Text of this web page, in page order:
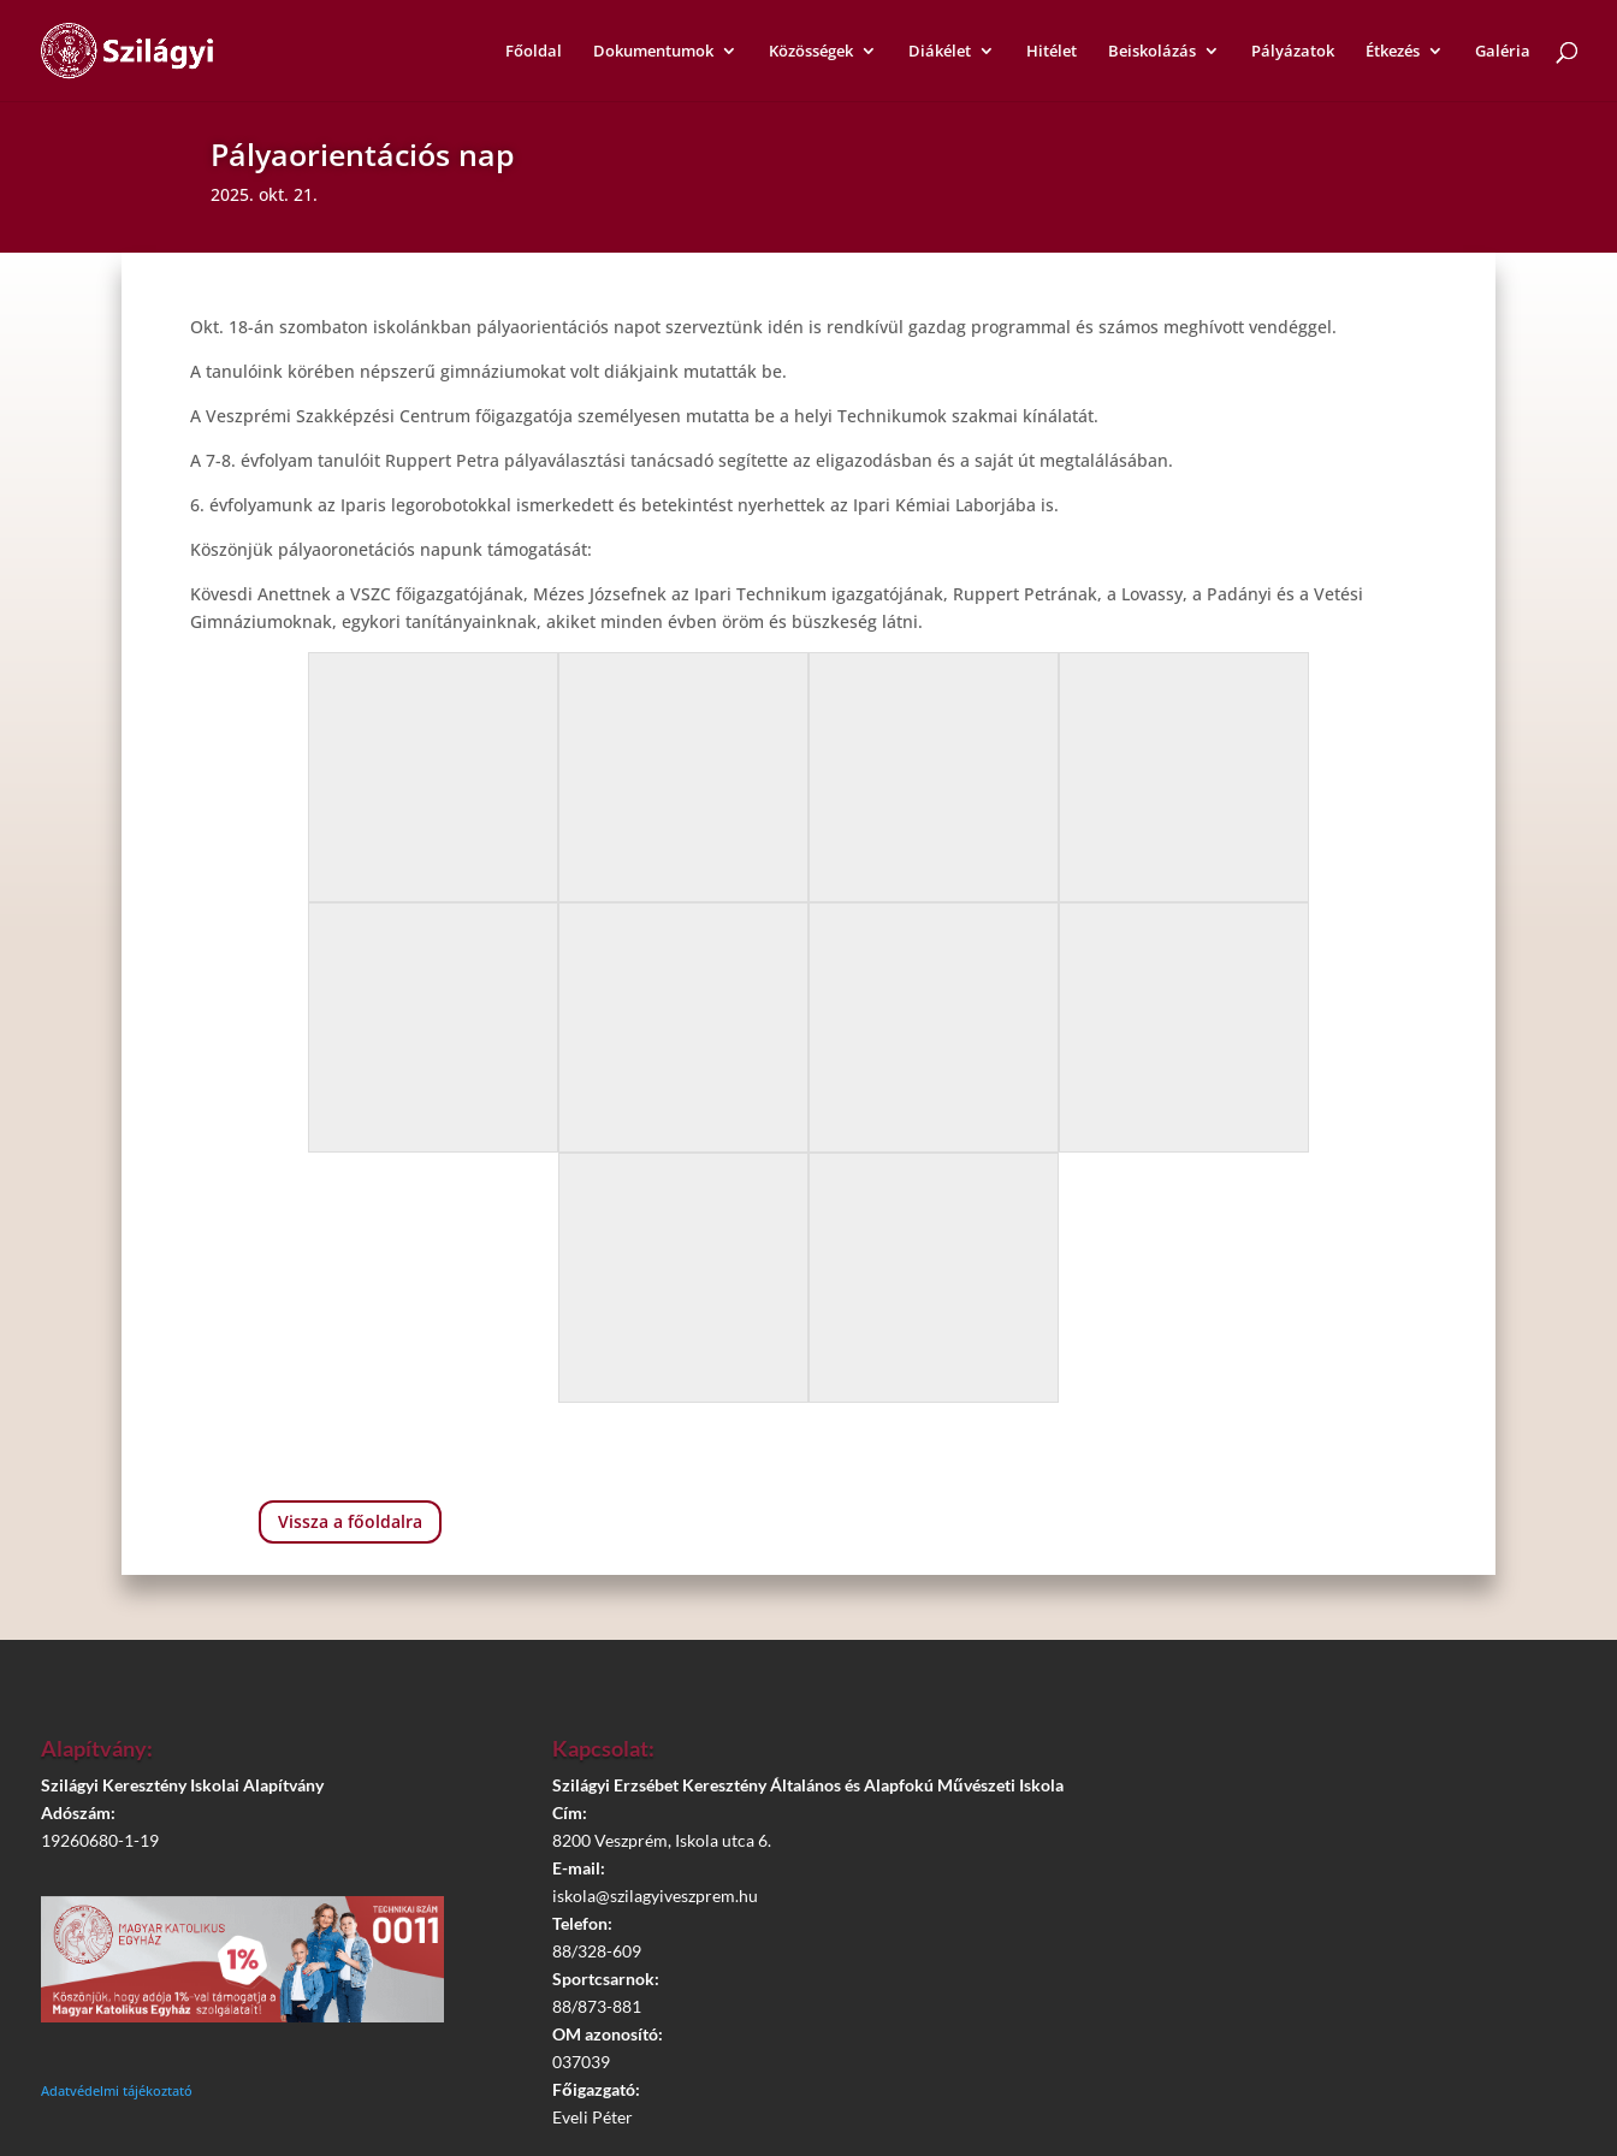
Főoldal Dokumentumok Közösségek Diákélet Hitélet Beiskolázás Pályázatok Étkezés Galéria
Pályaorientációs nap
2025. okt. 21.
Okt. 18-án szombaton iskolánkban pályaorientációs napot szerveztünk idén is rendkívül gazdag programmal és számos meghívott vendéggel.
A tanulóink körében népszerű gimnáziumokat volt diákjaink mutatták be.
A Veszprémi Szakképzési Centrum főigazgatója személyesen mutatta be a helyi Technikumok szakmai kínálatát.
A 7-8. évfolyam tanulóit Ruppert Petra pályaválasztási tanácsadó segítette az eligazodásban és a saját út megtalálásában.
6. évfolyamunk az Iparis legorobotokkal ismerkedett és betekintést nyerhettek az Ipari Kémiai Laborjába is.
Köszönjük pályaoronetációs napunk támogatását:
Kövesdi Anettnek a VSZC főigazgatójának, Mézes Józsefnek az Ipari Technikum igazgatójának, Ruppert Petrának, a Lovassy, a Padányi és a Vetési
Gimnáziumoknak, egykori tanítányainknak, akiket minden évben öröm és büszkeség látni.
Vissza a főoldalra
Alapítvány:
Szilágyi Keresztény Iskolai Alapítvány
Adószám:
19260680-1-19
Adatvédelmi tájékoztató
Kapcsolat:
Szilágyi Erzsébet Keresztény Általános és Alapfokú Művészeti Iskola
Cím:
8200 Veszprém, Iskola utca 6.
E-mail:
iskola@szilagyiveszprem.hu
Telefon:
88/328-609
Sportcsarnok:
88/873-881
OM azonosító:
037039
Főigazgató:
Eveli Péter